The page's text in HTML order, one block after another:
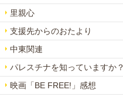
里親心
支援先からのおたより
中東関連
パレスチナを知っていますか？
映画「BE FREE!」感想